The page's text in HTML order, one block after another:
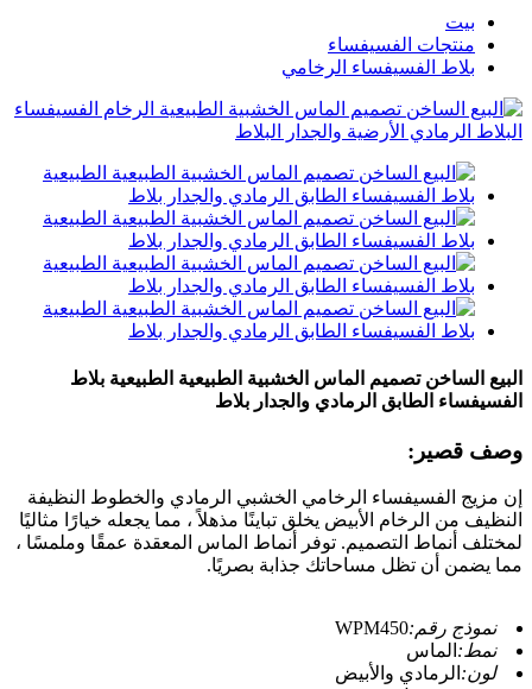
بيت
منتجات الفسيفساء
بلاط الفسيفساء الرخامي
البيع الساخن تصميم الماس الخشبية الطبيعية الطبيعية بلاط
الفسيفساء الطابق الرمادي والجدار بلاط
وصف قصير:
إن مزيج الفسيفساء الرخامي الخشبي الرمادي والخطوط النظيفة
النظيف من الرخام الأبيض يخلق تباينًا مذهلاً ، مما يجعله خيارًا مثاليًا
لمختلف أنماط التصميم. توفر أنماط الماس المعقدة عمقًا وملمسًا ،
مما يضمن أن تظل مساحاتك جذابة بصريًا.
نموذج رقم:WPM450
نمط: الماس
لون: الرمادي والأبيض